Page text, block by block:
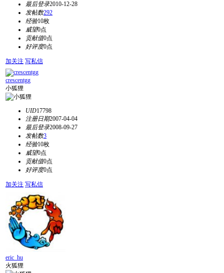
最后登录2010-12-28
发帖数292
经验10枚
威望0点
贡献值0点
好评度0点
加关注 写私信
crescentgg
小狐狸
UID17798
注册日期2007-04-04
最后登录2008-09-27
发帖数3
经验10枚
威望0点
贡献值0点
好评度0点
加关注 写私信
eric_hu
火狐狸